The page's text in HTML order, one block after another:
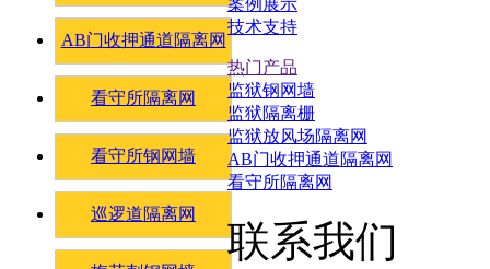
AB门收押通道隔离网
看守所隔离网
看守所钢网墙
巡逻道隔离网
案例展示
技术支持
热门产品
监狱钢网墙
监狱隔离栅
监狱放风场隔离网
AB门收押通道隔离网
看守所隔离网
联系我们